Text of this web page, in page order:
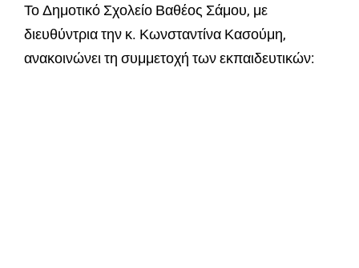
Το Δημοτικό Σχολείο Βαθέος Σάμου, με
διευθύντρια την κ. Κωνσταντίνα Κασούμη,
ανακοινώνει τη συμμετοχή των εκπαιδευτικών: